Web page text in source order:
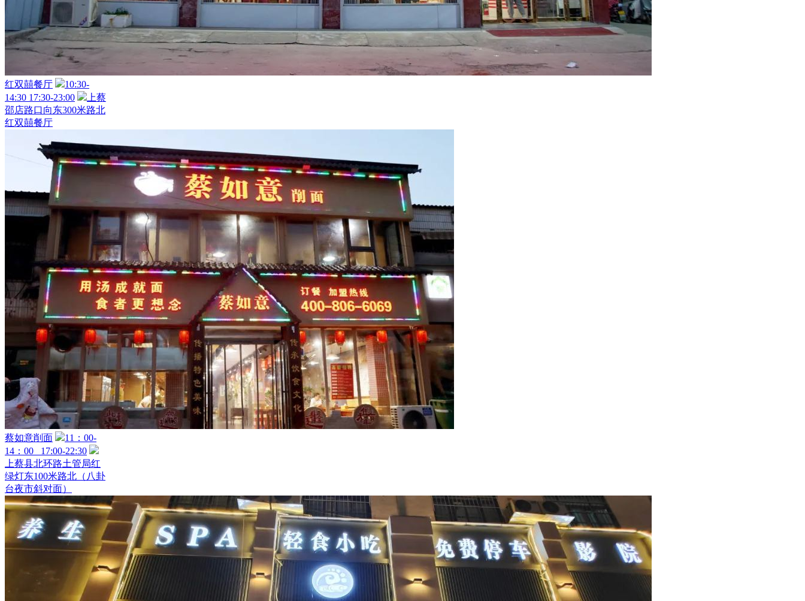
红双囍餐厅
10:30-
14:30 17:30-23:00
上蔡
邵店路口向东300米路北
红双囍餐厅
蔡如意削面
11：00-
14：00 17:00-22:30
上蔡县北环路土管局红
绿灯东100米路北（八卦
台夜市斜对面）